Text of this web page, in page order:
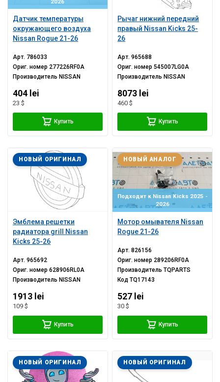
Датчик температуры
окружающего воздуха
Nissan Rogue 21-26
Арт. 786033
Ориг. номер 277226RF0A
Производитель NISSAN
404 lei
23 $
Купить
Рычаг нижний передний
правый Nissan Kicks 25-
26
Арт.965688
Ориг. номер545007LG0A
Производитель NISSAN
8073 lei
460 $
Купить
Эмблема решетки
радиатора grill Nissan
Kicks 25-26
НОВЫЙ ОРИГИНАЛ
Арт.965692
Ориг. номер628906RL0A
Производитель NISSAN
1913 lei
109 $
Купить
Подходит к Nissan Kicks 2025 -
2026
Мотор омывателя Nissan
Rogue 21-26
НОВЫЙ АНАЛОГ
Арт.826156
Ориг. номер 289206RF0A
ПроизводительTQPARTS
КодTQ17143
527 lei
30 $
Купить
НОВЫЙ ОРИГИНАЛ НОВЫЙ ОРИГИНАЛ